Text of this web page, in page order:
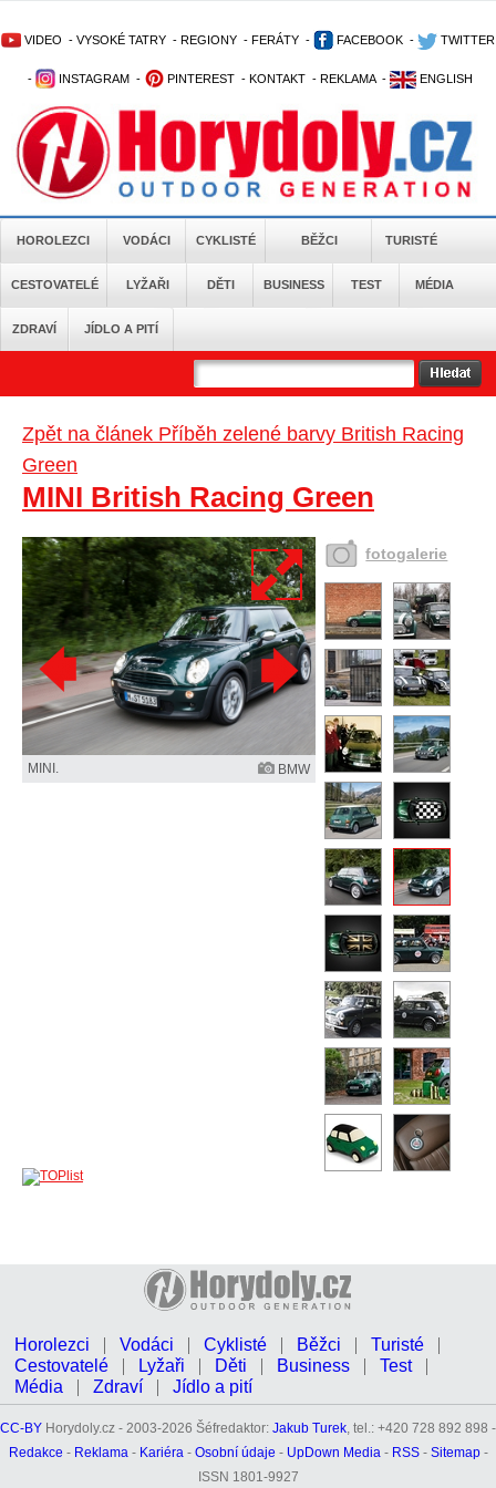
VIDEO - VYSOKÉ TATRY - REGIONY - FERÁTY - FACEBOOK - TWITTER
- INSTAGRAM - PINTEREST - KONTAKT - REKLAMA - ENGLISH
HOROLEZCI VODÁCI CYKLISTÉ BĚŽCI TURISTÉ
CESTOVATELÉ LYŽAŘI DĚTI BUSINESS TEST MÉDIA
ZDRAVÍ JÍDLO A PITÍ
Zpět na článek Příběh zelené barvy British Racing
Green
MINI British Racing Green
MINI. BMW
fotogalerie
Horolezci Vodáci Cyklisté Běžci
Turisté
Cestovatelé
Lyžaři Děti Business
Test
Média
Zdraví Jídlo a pití
CC-BY Horydoly.cz - 2003-2026 Šéfredaktor: Jakub Turek, tel.: +420 728 892 898 -
Redakce - Reklama- Kariéra- Osobní údaje - UpDown Media- RSS- Sitemap-
ISSN 1801-9927